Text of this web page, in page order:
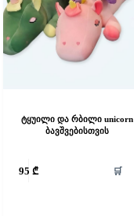
ტყუილი და რბილი unicorn
ბავშვებისთვის
95 ₾ 🛒